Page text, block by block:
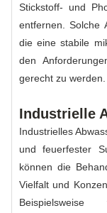
Stickstoff- und
entfernen. Solche
die eine stabile
den
gerecht zu werden.
Industrielle
Industrielles
und feuerfester
können die
Vielfalt und